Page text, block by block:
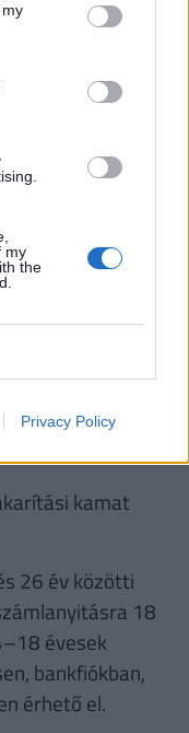
my
the
Privacy Policy
és
NetBankon és
ig, azt követően
22 000
csoportos
18 000 Ft,
díja: 0,90%
VideóBank
szintén 0 Ft,
nem
kamat
26 év közötti
18
évesek
bankfiókban,
érhető el.